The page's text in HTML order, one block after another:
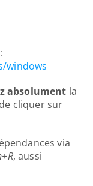
windows
absolument la
cliquer sur
via
, aussi